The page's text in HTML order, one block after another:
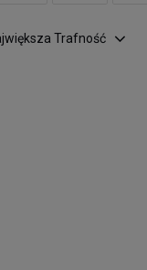
Trafność